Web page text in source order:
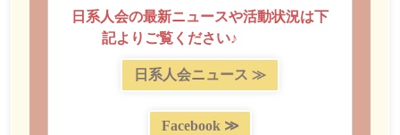
日系人会の最新ニュースや活動状況は下
記よりご覧ください♪
日系人会ニュース ≫
Facebook ≫